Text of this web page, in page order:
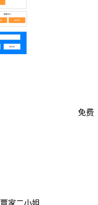
覃家二小姐
免费